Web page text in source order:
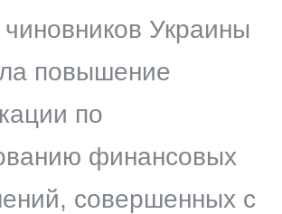
чиновников Украины
повышение
по
финансовых
совершенных с